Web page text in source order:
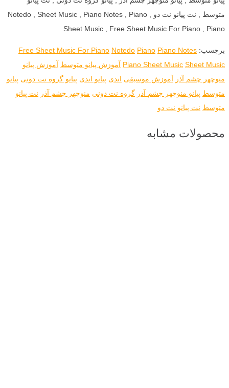
متوسط , نت پیانو نت دو , Notedo , Sheet Music , Piano Notes , Piano
Sheet Music , Free Sheet Music For Piano , Piano
برچسب: Free Sheet Music For Piano Notedo Piano Piano Notes
Piano Sheet Music Sheet Music آموزش پیانو متوسط آموزش پیانو
منوچهر چشم آذر آموزش موسیقی اندی پیانو اندی پیانو گروه نت دونی پیانو
متوسط پیانو منوچهر چشم آذر گروه نت دونی منوچهر چشم آذر نت پیانو
متوسط نت پیانو نت دو
محصولات مشابه